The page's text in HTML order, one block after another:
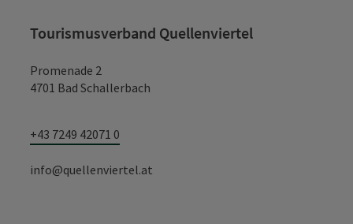
Tourismusverband Quellenviertel
Promenade 2
4701 Bad Schallerbach
+43 7249 42071 0
info@quellenviertel.at